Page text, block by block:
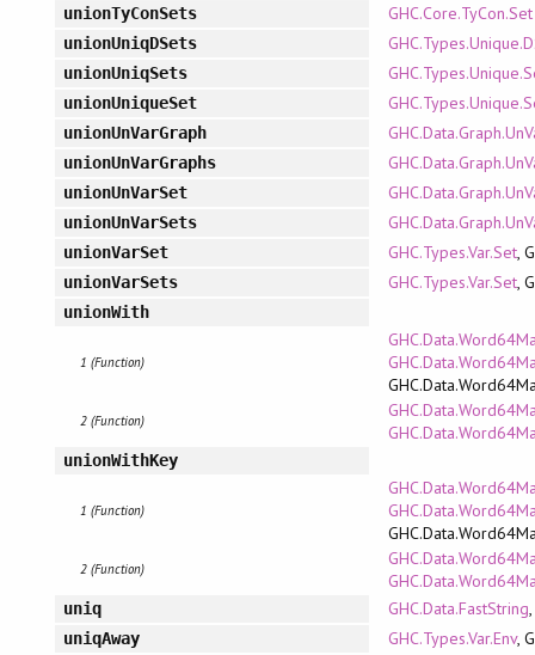
unionTyConSets GHC.Core.TyCon.Set
unionUniqDSets
unionUniqSets
unionUniqueSet
unionUnVarGraph
unionUnVarGraphs
unionUnVarSet
unionUnVarSets
unionVarSet GHC.Types.Var.Set,
unionVarSets GHC.Types.Var.Set,
unionWith
1 (Function)
2 (Function)
unionWithKey
1 (Function)
2 (Function)
uniq GHC.Data.FastString
uniqAway GHC.Types.Var.Env,